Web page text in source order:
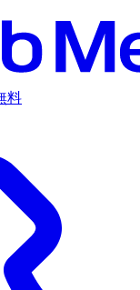
料